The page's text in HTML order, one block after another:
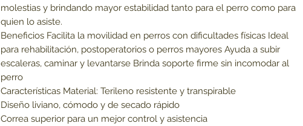
molestias y brindando mayor estabilidad tanto para el perro como para
quien lo asiste.
Beneficios Facilita la movilidad en perros con dificultades físicas Ideal
para rehabilitación, postoperatorios o perros mayores Ayuda a subir
escaleras, caminar y levantarse Brinda soporte firme sin incomodar al
perro
Características Material: Terileno resistente y transpirable
Diseño liviano, cómodo y de secado rápido
Correa superior para un mejor control y asistencia